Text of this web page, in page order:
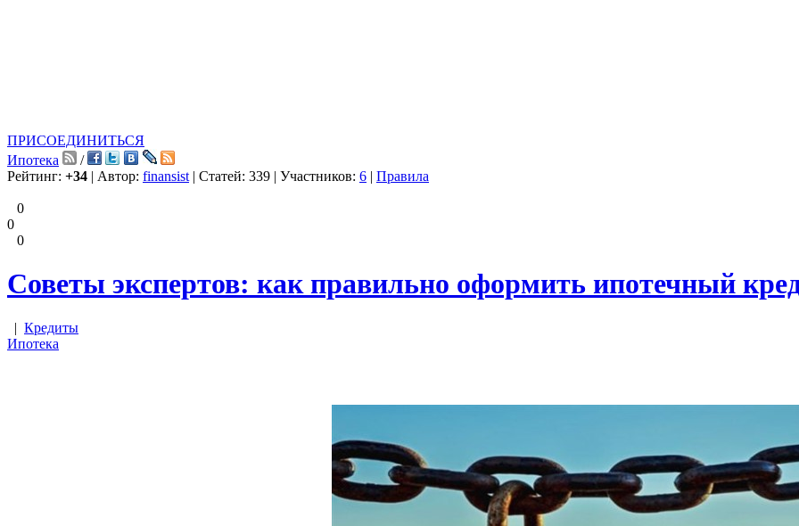
ПРИСОЕДИНИТЬСЯ
Ипотека
/
Рейтинг: +34 | Автор: finansist | Статей: 339 | Участников: 6 | Правила
0
0
0
Советы экспертов: как правильно оформить ипотечный
| Кредиты
Ипотека